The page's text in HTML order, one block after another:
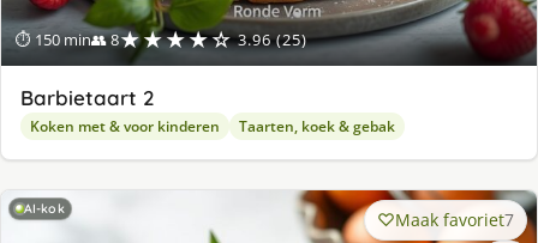
⏱ 150 min👥 8★★★★☆ 3.96 (25)
Barbietaart 2
Koken met & voor kinderen Taarten, koek & gebak
AI-kok Maak favoriet7